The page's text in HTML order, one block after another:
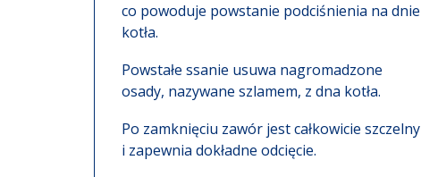
co powoduje powstanie podciśnienia na dnie
kotła.
Powstałe ssanie usuwa nagromadzone
osady, nazywane szlamem, z dna kotła.
Po zamknięciu zawór jest całkowicie szczelny
i zapewnia dokładne odcięcie.